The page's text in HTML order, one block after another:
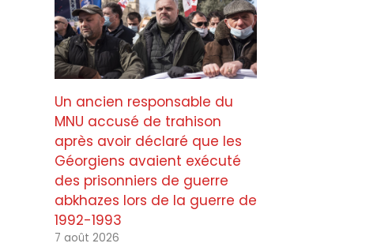
Un ancien responsable du
MNU accusé de trahison
après avoir déclaré que les
Géorgiens avaient exécuté
des prisonniers de guerre
abkhazes lors de la guerre de
1992-1993
7 août 2026